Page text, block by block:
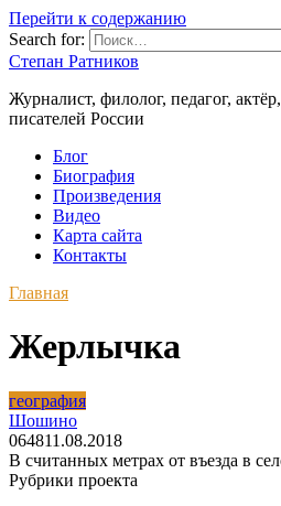
Перейти к содержанию
Search for:
Степан Ратников
Журналист, филолог, педагог,
писателей России
Блог
Биография
Произведения
Видео
Карта сайта
Контакты
Главная
Жерлычка
география
Шошино
064811.08.2018
В считанных метрах от въезда в
Рубрики проекта